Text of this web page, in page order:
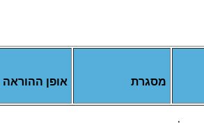
מסגרת אופן ההוראה